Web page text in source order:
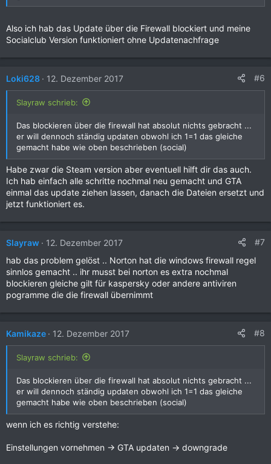
Also ich hab das Update über die Firewall blockiert und meine
Socialclub Version funktioniert ohne Updatenachfrage
Loki628 12. Dezember 2017 #6
Slayraw schrieb:
Das blockieren über die firewall hat absolut nichts gebracht ...
er will dennoch ständig updaten obwohl ich 1=1 das gleiche
gemacht habe wie oben beschrieben (social)
Habe zwar die Steam version aber eventuell hilft dir das auch.
Ich hab einfach alle schritte nochmal neu gemacht und GTA
einmal das update ziehen lassen, danach die Dateien ersetzt und
jetzt funktioniert es.
Slayraw 12. Dezember 2017
#7
hab das problem gelöst .. Norton hat die windows firewall regel
sinnlos gemacht .. ihr musst bei norton es extra nochmal
blockieren gleiche gilt für kaspersky oder andere antiviren
pogramme die die firewall übernimmt
Kamikaze 12. Dezember 2017 #8
Slayraw schrieb:
Das blockieren über die firewall hat absolut nichts gebracht ...
er will dennoch ständig updaten obwohl ich 1=1 das gleiche
gemacht habe wie oben beschrieben (social)
wenn ich es richtig verstehe:
Einstellungen vornehmen -> GTA updaten -> downgrade